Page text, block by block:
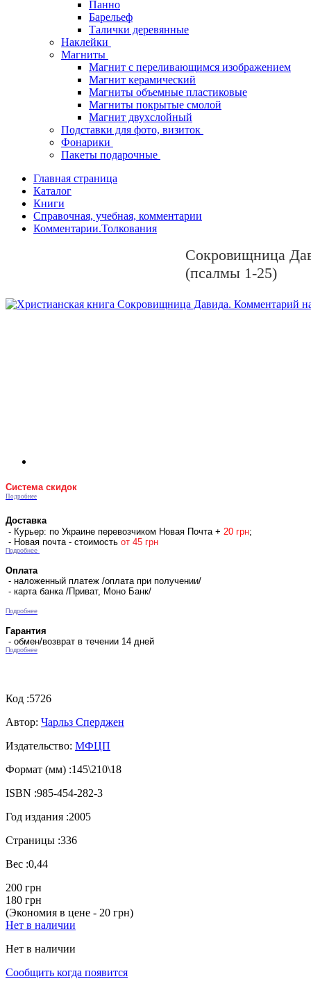
Панно
Барельеф
Талички деревянные
Наклейки
Магниты
Магнит с переливающимся изображением
Магнит керамический
Магниты объемные пластиковые
Магниты покрытые смолой
Магнит двухслойный
Подставки для фото, визиток
Фонарики
Пакеты подарочные
Главная страница
Каталог
Книги
Справочная, учебная, комментарии
Комментарии.Толкования
Сокровищница
(псалмы 1-25)
Система скидок
Подробнее
Доставка
- Курьер: по Украине перевозчиком Новая Почта + 20 грн;
- Новая почта - стоимость от 45 грн
Подробнее
Оплата
- наложенный платеж /оплата при получении/
- карта банка /Приват, Моно Банк/
Подробнее
Гарантия
- обмен/возврат в течении 14 дней
Подробнее
Код :5726
Автор: Чарльз Сперджен
Издательство: МФЦП
Формат (мм) :145\210\18
ISBN :985-454-282-3
Год издания :2005
Страницы :336
Вес :0,44
200 грн
180 грн
(Экономия в цене - 20 грн)
Нет в наличии
Нет в наличии
Сообщить когда появится